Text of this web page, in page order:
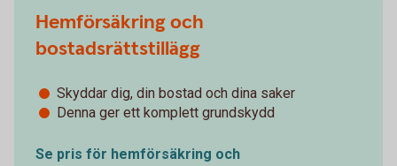
Hemförsäkring och
bostadsrättstillägg
Skyddar dig, din bostad och dina saker
Denna ger ett komplett grundskydd
Se pris för hemförsäkring och